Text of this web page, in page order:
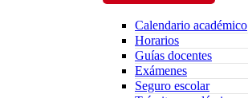
Calendario académico
Horarios
Guías docentes
Exámenes
Seguro escolar